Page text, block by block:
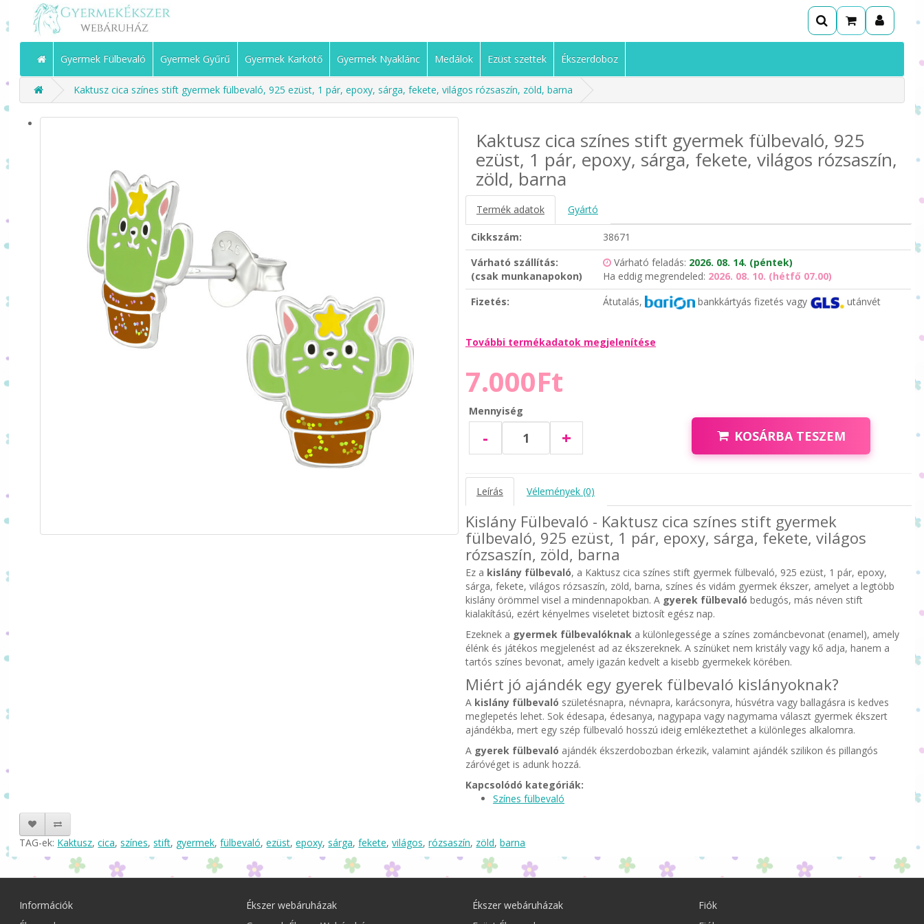
Gyermek Fülbevaló Gyermek Gyűrű Gyermek Karkötő Gyermek Nyaklánc Medálok Ezüst szettek Ékszerdoboz
Kaktusz cica színes stift gyermek fülbevaló, 925 ezüst, 1 pár, epoxy, sárga, fekete, világos rózsaszín, zöld, barna
Kaktusz cica színes stift gyermek fülbevaló, 925
ezüst, 1 pár, epoxy, sárga, fekete, világos rózsaszín,
zöld, barna
Termék adatok Gyártó
Cikkszám:
38671
Várható szállítás:
(csak munkanapokon)
Várható feladás: 2026. 08. 14. (péntek)
Ha eddig megrendeled: 2026. 08. 10. (hétfő 07.00)
Fizetés:
Átutalás, bankkártyás fizetés vagy utánvét
További termékadatok megjelenítése
7.000Ft
Mennyiség
- + KOSÁRBA TESZEM
Leírás Vélemények (0)
Kislány Fülbevaló - Kaktusz cica színes stift gyermek
fülbevaló, 925 ezüst, 1 pár, epoxy, sárga, fekete, világos
rózsaszín, zöld, barna
Ez a kislány fülbevaló, a Kaktusz cica színes stift gyermek fülbevaló, 925 ezüst, 1 pár, epoxy,
sárga, fekete, világos rózsaszín, zöld, barna, színes és vidám gyermek ékszer, amelyet a legtöbb
kislány örömmel visel a mindennapokban. A gyerek fülbevaló bedugós, más néven stift
kialakítású, ezért kényelmes viseletet biztosít egész nap.
Ezeknek a gyermek fülbevalóknaka különlegessége a színes zománcbevonat (enamel), amely
élénk és játékos megjelenést ad az ékszereknek. A színüket nem kristály vagy kő adja, hanem a
tartós színes bevonat, amely igazán kedvelt a kisebb gyermekek körében.
Miért jó ajándék egy gyerek fülbevaló kislányoknak?
A kislány fülbevaló születésnapra, névnapra, karácsonyra, húsvétra vagy ballagásra is kedves
meglepetés lehet. Sok édesapa, édesanya, nagypapa vagy nagymama választ gyermek ékszert
ajándékba, mert egy szép fülbevaló hosszú ideig emlékeztethet a különleges alkalomra.
A gyerek fülbevaló ajándék ékszerdobozban érkezik, valamint ajándék szilikon és pillangós
záróvéget is adunk hozzá.
Kapcsolódó kategóriák:
Színes fülbevaló
TAG-ek: Kaktusz,cica,színes,stift, gyermek,fülbevaló,ezüst,epoxy,sárga,fekete,világos,rózsaszín, zöld,barna
Információk
Ékszer webáruházak
Ékszer webáruházak
Fiók